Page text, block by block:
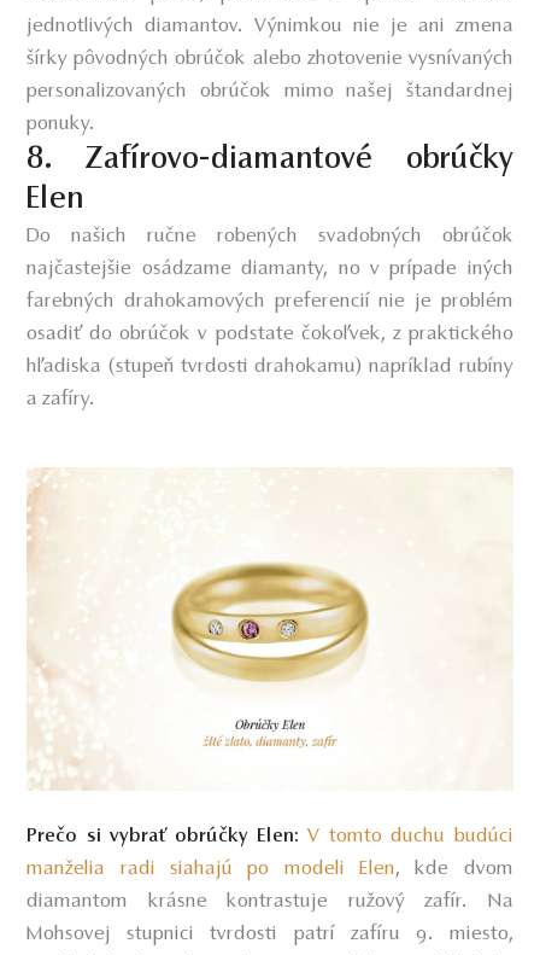
jednotlivých diamantov. Výnimkou nie je ani zmena
šírky pôvodných obrúčok alebo zhotovenie vysnívaných
personalizovaných obrúčok mimo našej štandardnej
ponuky.
8. Zafírovo-diamantové obrúčky
Elen
Do našich ručne robených svadobných obrúčok
najčastejšie osádzame diamanty, no v prípade iných
farebných drahokamových preferencií nie je problém
osadiť do obrúčok v podstate čokoľvek, z praktického
hľadiska (stupeň tvrdosti drahokamu) napríklad rubíny
a zafíry.
Prečo si vybrať obrúčky Elen: V tomto duchu budúci
manželia radi siahajú po modeli Elen, kde dvom
diamantom krásne kontrastuje ružový zafír. Na
Mohsovej stupnici tvrdosti patrí zafíru 9. miesto,